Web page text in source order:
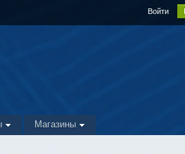
Войти
Магазины